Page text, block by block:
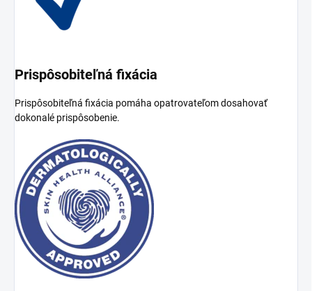
Prispôsobiteľná fixácia
Prispôsobiteľná fixácia pomáha opatrovateľom dosahovať
dokonalé prispôsobenie.